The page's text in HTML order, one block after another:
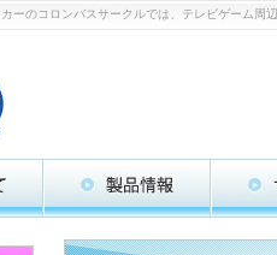
ーのコロンバスサークルでは、テレビゲーム周